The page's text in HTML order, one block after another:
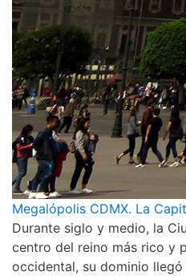
Megalópolis CDMX. La
Durante siglo y medio, la
centro del reino más rico y
occidental, su dominio